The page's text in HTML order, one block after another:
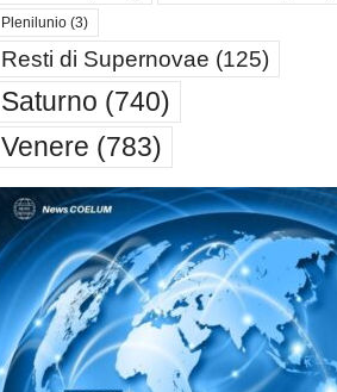
Plenilunio(3)
Resti di Supernovae (125)
Saturno (740)
Venere (783)